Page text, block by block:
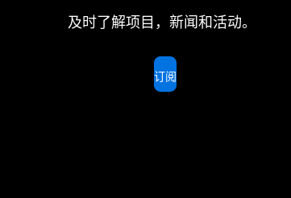
及时了解项目，新闻和活动。
订阅